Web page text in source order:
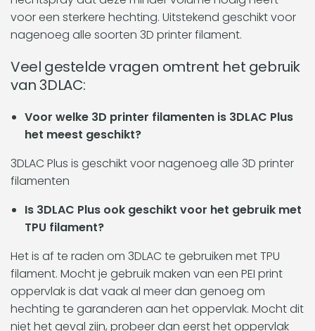
voor een sterkere hechting. Uitstekend geschikt voor
nagenoeg alle soorten 3D printer filament.
Veel gestelde vragen omtrent het gebruik
van 3DLAC:
Voor welke 3D printer filamenten is 3DLAC Plus
het meest geschikt?
3DLAC Plus is geschikt voor nagenoeg alle 3D printer
filamenten
Is 3DLAC Plus ook geschikt voor het gebruik met
TPU filament?
Het is af te raden om 3DLAC te gebruiken met TPU
filament. Mocht je gebruik maken van een PEI print
oppervlak is dat vaak al meer dan genoeg om
hechting te garanderen aan het oppervlak. Mocht dit
niet het geval zijn, probeer dan eerst het oppervlak